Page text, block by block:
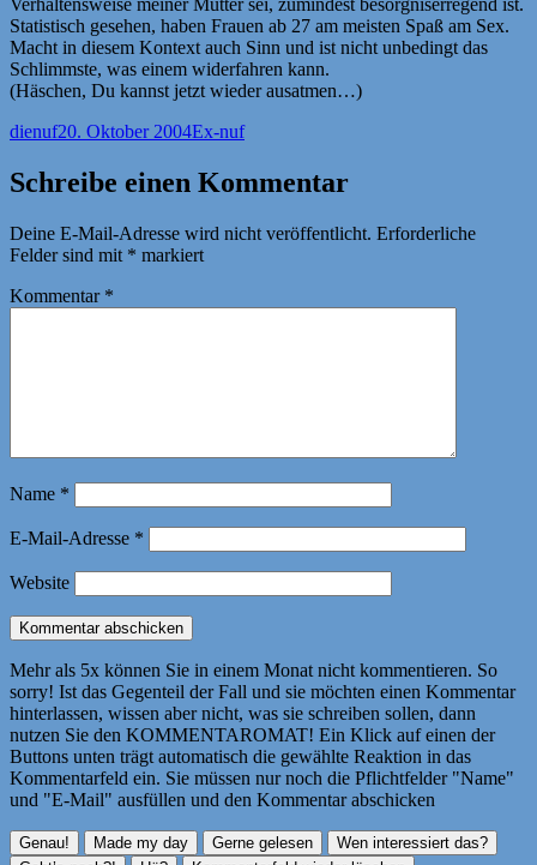
Statistisch gesehen, haben Frauen ab 27 am meisten Spaß am Sex.
Macht in diesem Kontext auch Sinn und ist nicht unbedingt das
Schlimmste, was einem widerfahren kann.
(Häschen, Du kannst jetzt wieder ausatmen…)
Autor
dienufVeröffentlicht
20. Oktober 2004Kategorien
Ex-nuf
Schreibe einen Kommentar
Deine E-Mail-Adresse wird nicht veröffentlicht. Erforderliche
Felder sind mit * markiert
Kommentar *
Name *
E-Mail-Adresse *
Website
Mehr als 5x können Sie in einem Monat nicht kommentieren. So
sorry! Ist das Gegenteil der Fall und sie möchten einen Kommentar
hinterlassen, wissen aber nicht, was sie schreiben sollen, dann
nutzen Sie den KOMMENTAROMAT! Ein Klick auf einen der
Buttons unten trägt automatisch die gewählte Reaktion in das
Kommentarfeld ein. Sie müssen nur noch die Pflichtfelder "Name"
und "E-Mail" ausfüllen und den Kommentar abschicken